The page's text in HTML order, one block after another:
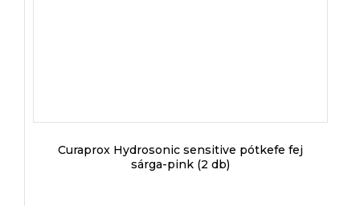
Curaprox Hydrosonic sensitive pótkefe fej
sárga-pink (2 db)